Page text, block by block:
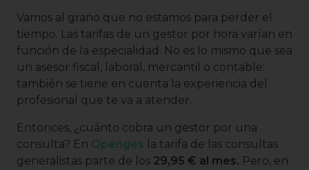
Vamos al grano que no estamos para perder el
tiempo. Las tarifas de un gestor por hora varían en
función de la especialidad. No es lo mismo que sea
un asesor fiscal, laboral, mercantil o contable;
también se tiene en cuenta la experiencia del
profesional que te va a atender.
Entonces, ¿cuánto cobra un gestor por una
consulta? En Openges la tarifa de las consultas
generalistas parte de los 29,95 € al mes. Pero, en